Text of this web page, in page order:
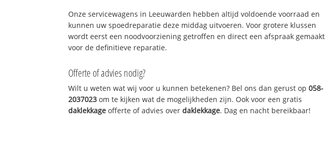
Onze servicewagens in Leeuwarden hebben altijd voldoende voorraad en
kunnen uw spoedreparatie deze middag uitvoeren. Voor grotere klussen
wordt eerst een noodvoorziening getroffen en direct een afspraak gemaakt
voor de definitieve reparatie.
Offerte of advies nodig?
Wilt u weten wat wij voor u kunnen betekenen? Bel ons dan gerust op058-
2037023 om te kijken wat de mogelijkheden zijn. Ook voor een gratis
daklekkage offerte of advies overdaklekkage. Dag en nacht bereikbaar!